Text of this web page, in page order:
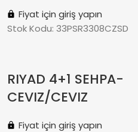
Fiyat için giriş yapın
Stok Kodu: 33PSR3308CZSD
RIYAD 4+1 SEHPA-
CEVIZ/CEVIZ
Fiyat için giriş yapın